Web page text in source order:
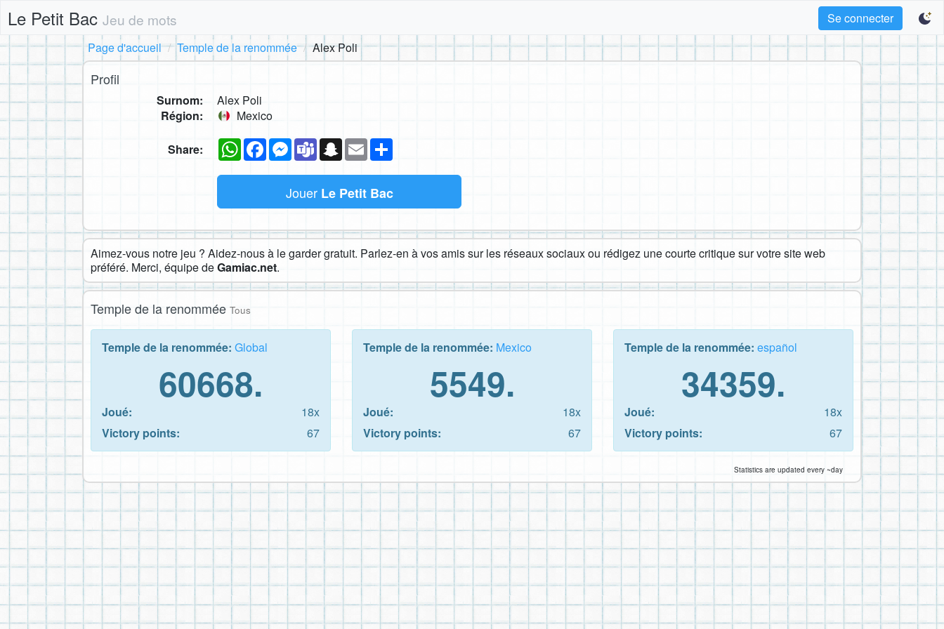
Le Petit Bac Jeu de mots
Se connecter
Page d'accueil
Temple de la renommée Alex Poli
Profil
Surnom:
Alex Poli
Région:
Mexico
Share: WhatsAppFacebookMessenger
TeamsSnapchat
Email
Jouer Le Petit Bac
Aimez-vous notre jeu ? Aidez-nous à le garder gratuit. Parlez-en à vos amis sur les réseaux sociaux ou rédigez une courte critique sur votre site web
préféré. Merci, équipe deGamiac.net.
Temple de la renommée Tous
Temple de la renommée: Global
60668.
Joué:
18x
Victory points:
67
Temple de la renommée: Mexico
5549.
Joué:
18x
Victory points:
67
Temple de la renommée: español
34359.
Joué:
18x
Victory points:
67
Statistics are updated every ~day